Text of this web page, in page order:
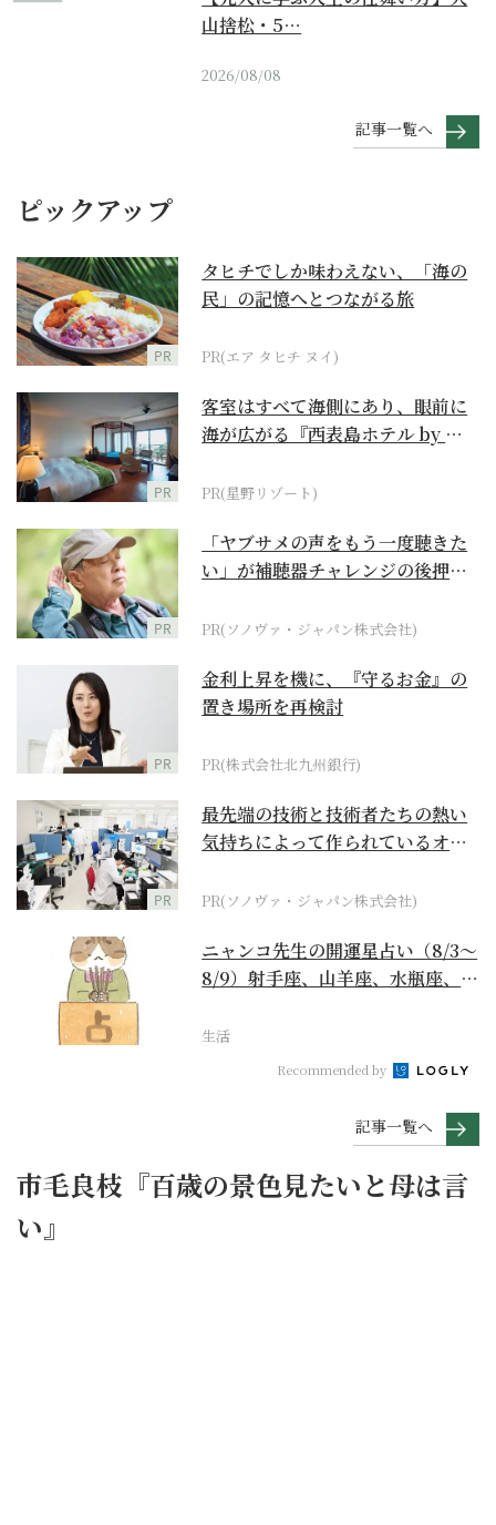
山捨松・5…
2026/08/08
記事一覧へ
ピックアップ
PR
タヒチでしか味わえない、「海の
民」の記憶へとつながる旅
PR(エア タヒチ ヌイ)
PR
客室はすべて海側にあり、眼前に
海が広がる『西表島ホテル by 星
PR(星野リゾート)
PR
「ヤブサメの声をもう一度聴きた
い」が補聴器チャレンジの後押し
PR(ソノヴァ・ジャパン株式会社)
PR
金利上昇を機に、『守るお金』の
置き場所を再検討
PR(株式会社北九州銀行)
PR
最先端の技術と技術者たちの熱い
気持ちによって作られているオー
PR(ソノヴァ・ジャパン株式会社)
ニャンコ先生の開運星占い（8/3～
8/9）射手座、山羊座、水瓶座、魚
生活
Recommended by
記事一覧へ
市毛良枝『百歳の景色見たいと母は言
い』